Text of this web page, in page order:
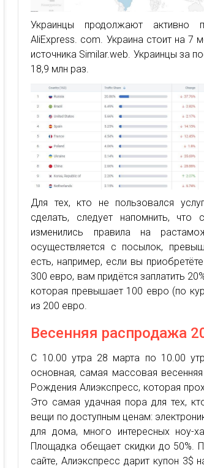
Украинцы продолжают активно
AliExpress. com. Украина стоит на 7
источника Similar.web. Украинцы за
18,9 млн раз.
Для тех, кто не пользовался
сделать, следует напомнить,
изменились правила на
осуществляется с посылок,
есть, например, если вы
300 евро, вам придётся заплатить
которая превышает 100 евро (по
из 200 евро.
Весенняя распродажа
С 10.00 утра 28 марта по 10.00
основная, самая массовая
Рождения Алиэкспресс, которая
Это самая удачная пора для тех,
вещи по доступным ценам:
для дома, много интересных ноу-
Площадка обещает скидки до 50%.
сайте, Алиэкспресс дарит купон